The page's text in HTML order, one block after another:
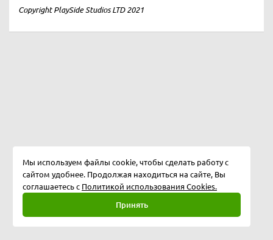
Copyright PlaySide Studios LTD 2021
Мы используем файлы cookie, чтобы сделать работу с
сайтом удобнее. Продолжая находиться на сайте, Вы
соглашаетесь с Политикой использования Cookies.
Принять